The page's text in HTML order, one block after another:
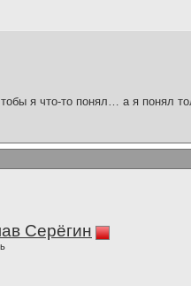
я что-то понял… а я понял
Серёгин